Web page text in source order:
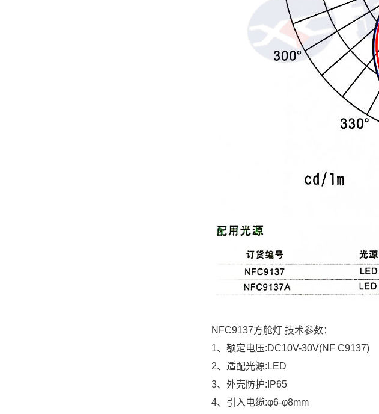
NFC9137方舱灯 技术参数：
1、额定电压:DC10V-30V(NF C9137)
2、适配光源:LED
3、外壳防护:IP65
4、引入电缆:φ6-φ8mm